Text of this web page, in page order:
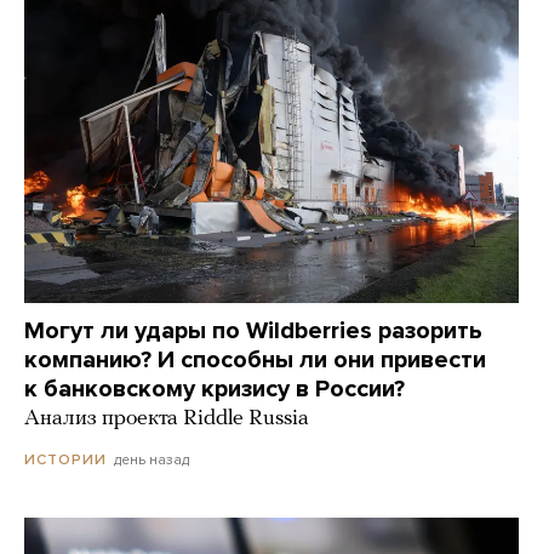
Могут ли удары по Wildberries разорить
компанию? И способны ли они привести
к банковскому кризису в России?
Анализ проекта Riddle Russia
ИСТОРИИ день назад